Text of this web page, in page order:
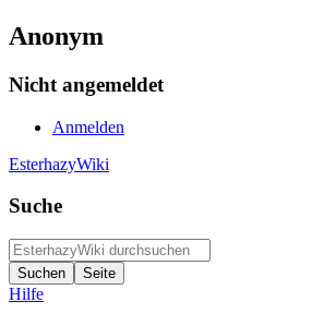
Anonym
Nicht angemeldet
Anmelden
EsterhazyWiki
Suche
Hilfe